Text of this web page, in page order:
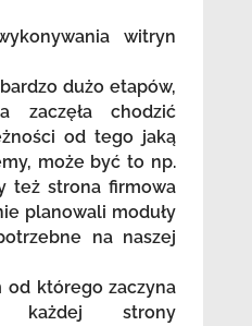
witryn
dużo etapów,
zaczęła chodzić
od tego jaką
może być to np.
też strona firmowa
planowali moduły
na naszej
od którego zaczyna
każdej strony